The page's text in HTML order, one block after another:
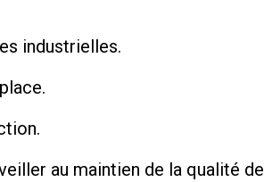
industrielles.
au maintien de la qualité de